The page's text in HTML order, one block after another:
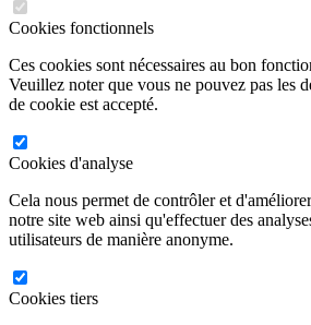
Cookies fonctionnels
Ces cookies sont nécessaires au bon
Veuillez noter que vous ne pouvez pas les
de cookie est accepté.
Cookies d'analyse
Cela nous permet de contrôler et
notre site web ainsi qu'effectuer des
utilisateurs de manière anonyme.
Cookies tiers